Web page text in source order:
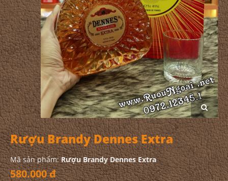
Rượu Brandy Dennes Extra
Mã sản phẩm:Rượu Brandy Dennes Extra
580.000 đ